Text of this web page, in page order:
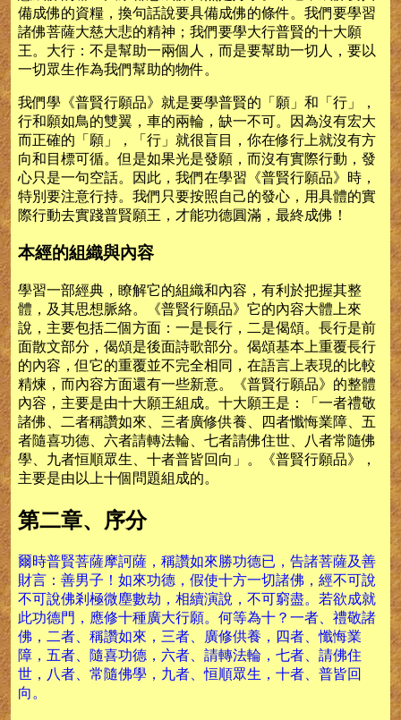
備成佛的資糧，換句話說要具備成佛的條件。我們要學習
諸佛菩薩大慈大悲的精神；我們要學大行普賢的十大願
王。大行：不是幫助一兩個人，而是要幫助一切人，要以
一切眾生作為我們幫助的物件。
我們學《普賢行願品》就是要學普賢的「願」和「行」，
行和願如鳥的雙翼，車的兩輪，缺一不可。因為沒有宏大
而正確的「願」，「行」就很盲目，你在修行上就沒有方
向和目標可循。但是如果光是發願，而沒有實際行動，發
心只是一句空話。因此，我們在學習《普賢行願品》時，
特別要注意行持。我們只要按照自己的發心，用具體的實
際行動去實踐普賢願王，才能功德圓滿，最終成佛！
本經的組織與內容
學習一部經典，瞭解它的組織和內容，有利於把握其整
體，及其思想脈絡。《普賢行願品》它的內容大體上來
說，主要包括二個方面：一是長行，二是偈頌。長行是前
面散文部分，偈頌是後面詩歌部分。偈頌基本上重覆長行
的內容，但它的重覆並不完全相同，在語言上表現的比較
精煉，而內容方面還有一些新意。《普賢行願品》的整體
內容，主要是由十大願王組成。十大願王是：「一者禮敬
諸佛、二者稱讚如來、三者廣修供養、四者懺悔業障、五
者隨喜功德、六者請轉法輪、七者請佛住世、八者常隨佛
學、九者恒順眾生、十者普皆回向」。《普賢行願品》，
主要是由以上十個問題組成的。
第二章、序分
爾時普賢菩薩摩訶薩，稱讚如來勝功德已，告諸菩薩及善
財言：善男子！如來功德，假使十方一切諸佛，經不可說
不可說佛剎極微塵數劫，相續演說，不可窮盡。若欲成就
此功德門，應修十種廣大行願。何等為十？一者、禮敬諸
佛，二者、稱讚如來，三者、廣修供養，四者、懺悔業
障，五者、隨喜功德，六者、請轉法輪，七者、請佛住
世，八者、常隨佛學，九者、恒順眾生，十者、普皆回
向。